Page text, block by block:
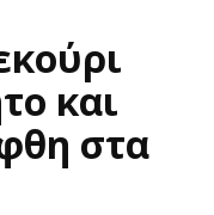
και
στα